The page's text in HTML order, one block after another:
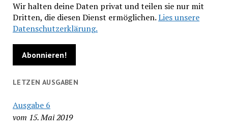
Wir halten deine Daten privat und teilen sie nur mit
Dritten, die diesen Dienst ermöglichen.Lies unsere
Datenschutzerklärung.
LETZEN AUSGABEN
Ausgabe 6
vom 15. Mai 2019